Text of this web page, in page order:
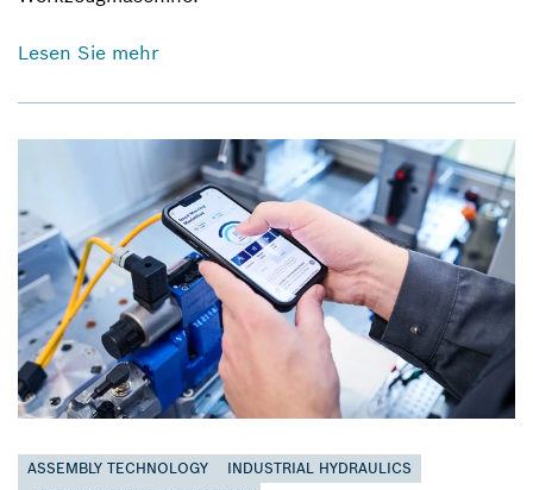
Lesen Sie mehr
ASSEMBLY TECHNOLOGY
INDUSTRIAL HYDRAULICS